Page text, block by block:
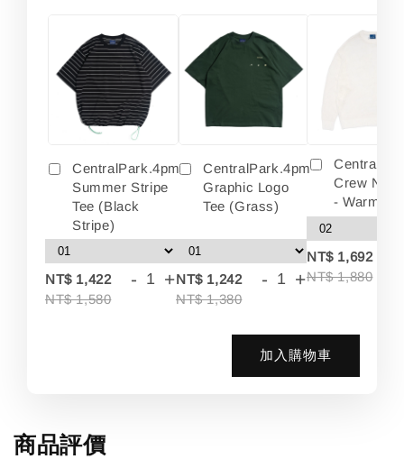
CentralPark.4pm
Summer Stripe
Tee (Black
Stripe)
NT$ 1,422
NT$ 1,580
- +
CentralPark.4pm
Graphic Logo
Tee (Grass)
NT$ 1,242
NT$ 1,380
- +
Crew
- Warm
NT$ 1,692
NT$ 1,880
加入購物車
商品評價